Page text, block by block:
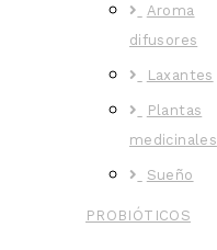
Aroma
difusores
Laxantes
Plantas
medicinales
Sueño
PROBIÓTICOS